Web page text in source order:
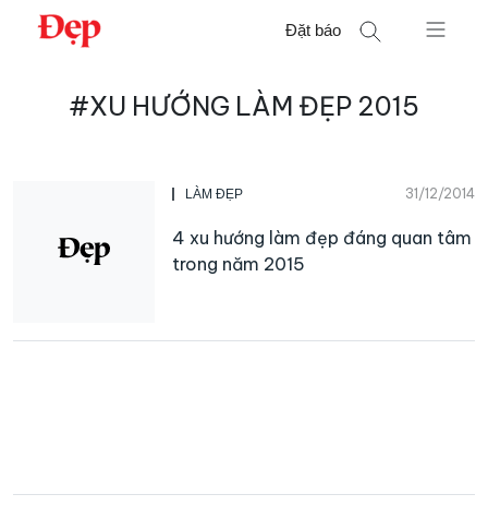
Chuyển
Đặt báo
#XU HƯỚNG LÀM ĐẸP 2015
LÀM ĐẸP 31/12/2014
4 xu hướng làm đẹp đáng quan tâm
trong năm 2015